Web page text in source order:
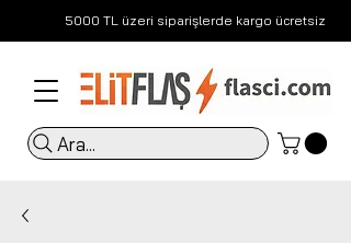
5000 TL üzeri siparişlerde kargo ücretsiz
Ara...